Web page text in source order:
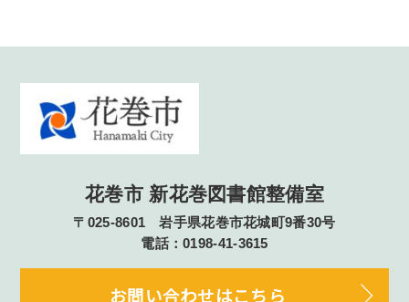
花巻市 新花巻図書館整備室
〒025-8601 岩手県花巻市花城町9番30号
電話：0198-41-3615
お問い合わせはこちら